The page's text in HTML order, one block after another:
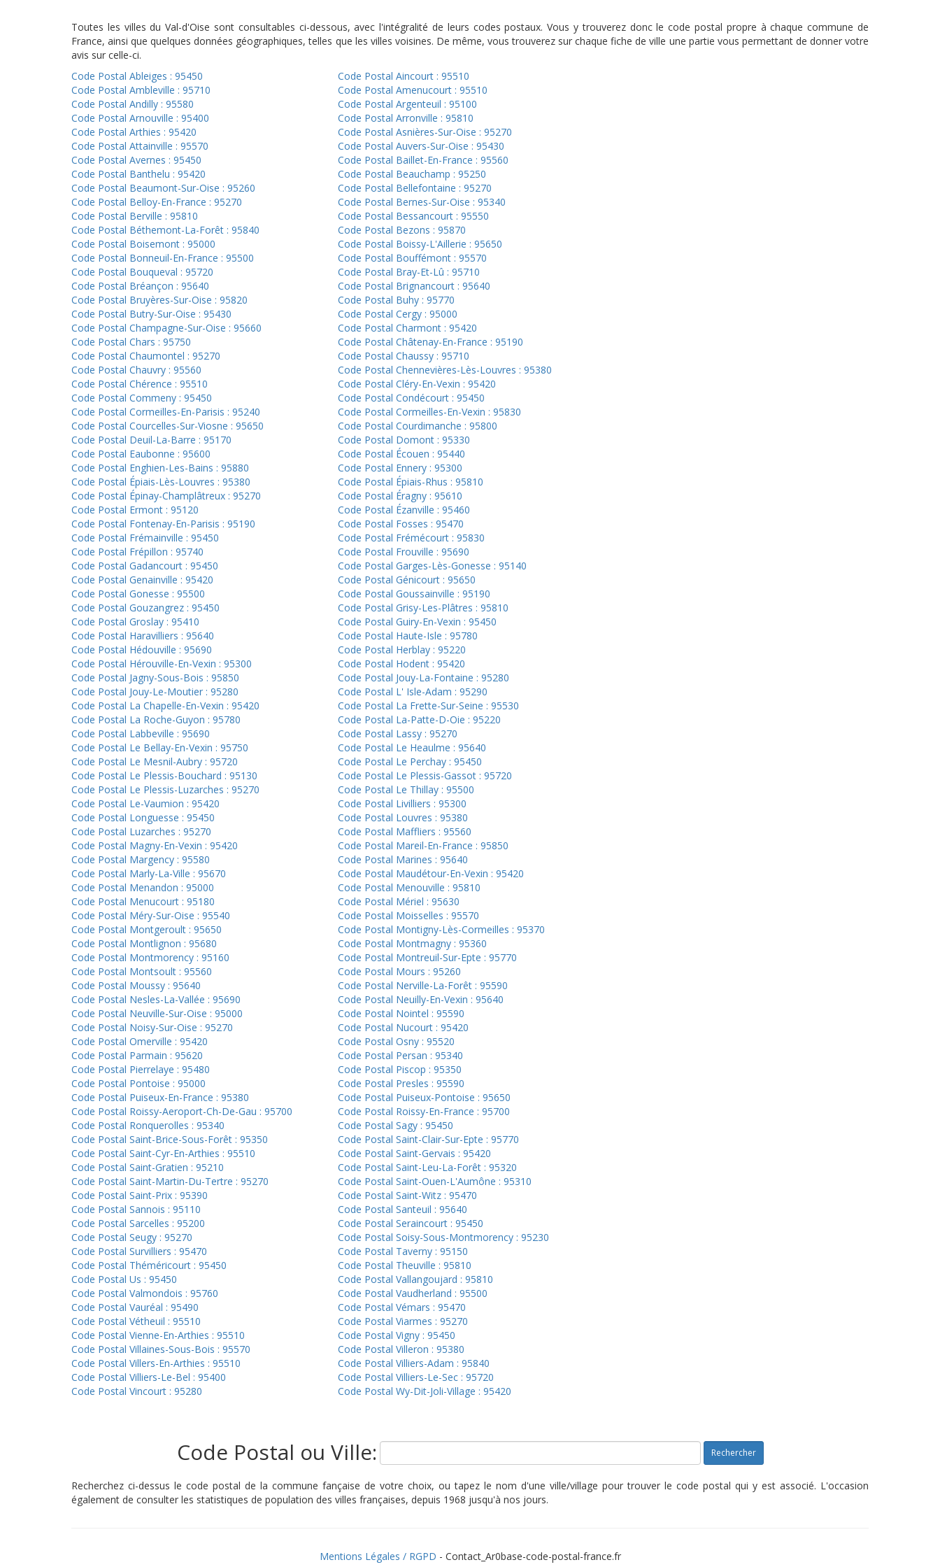
Toutes les villes du Val-d'Oise sont consultables ci-dessous, avec l'intégralité de leurs codes postaux. Vous y trouverez donc le code postal propre à chaque commune de
France, ainsi que quelques données géographiques, telles que les villes voisines. De même, vous trouverez sur chaque fiche de ville une partie vous permettant de donner votre
avis sur celle-ci.
Code Postal Ableiges : 95450
Code Postal Aincourt : 95510
Code Postal Ambleville : 95710
Code Postal Amenucourt : 95510
Code Postal Andilly : 95580
Code Postal Argenteuil : 95100
Code Postal Arnouville : 95400
Code Postal Arronville : 95810
Code Postal Arthies : 95420
Code Postal Asnières-Sur-Oise : 95270
Code Postal Attainville : 95570
Code Postal Auvers-Sur-Oise : 95430
Code Postal Avernes : 95450
Code Postal Baillet-En-France : 95560
Code Postal Banthelu : 95420
Code Postal Beauchamp : 95250
Code Postal Beaumont-Sur-Oise : 95260
Code Postal Bellefontaine : 95270
Code Postal Belloy-En-France : 95270
Code Postal Bernes-Sur-Oise : 95340
Code Postal Berville : 95810
Code Postal Bessancourt : 95550
Code Postal Béthemont-La-Forêt : 95840
Code Postal Bezons : 95870
Code Postal Boisemont : 95000
Code Postal Boissy-L'Aillerie : 95650
Code Postal Bonneuil-En-France : 95500
Code Postal Bouffémont : 95570
Code Postal Bouqueval : 95720
Code Postal Bray-Et-Lû : 95710
Code Postal Bréançon : 95640
Code Postal Brignancourt : 95640
Code Postal Bruyères-Sur-Oise : 95820
Code Postal Buhy : 95770
Code Postal Butry-Sur-Oise : 95430
Code Postal Cergy : 95000
Code Postal Champagne-Sur-Oise : 95660
Code Postal Charmont : 95420
Code Postal Chars : 95750
Code Postal Châtenay-En-France : 95190
Code Postal Chaumontel : 95270
Code Postal Chaussy : 95710
Code Postal Chauvry : 95560
Code Postal Chennevières-Lès-Louvres : 95380
Code Postal Chérence : 95510
Code Postal Cléry-En-Vexin : 95420
Code Postal Commeny : 95450
Code Postal Condécourt : 95450
Code Postal Cormeilles-En-Parisis : 95240
Code Postal Cormeilles-En-Vexin : 95830
Code Postal Courcelles-Sur-Viosne : 95650
Code Postal Courdimanche : 95800
Code Postal Deuil-La-Barre : 95170
Code Postal Domont : 95330
Code Postal Eaubonne : 95600
Code Postal Écouen : 95440
Code Postal Enghien-Les-Bains : 95880
Code Postal Ennery : 95300
Code Postal Épiais-Lès-Louvres : 95380
Code Postal Épiais-Rhus : 95810
Code Postal Épinay-Champlâtreux : 95270
Code Postal Éragny : 95610
Code Postal Ermont : 95120
Code Postal Ézanville : 95460
Code Postal Fontenay-En-Parisis : 95190
Code Postal Fosses : 95470
Code Postal Frémainville : 95450
Code Postal Frémécourt : 95830
Code Postal Frépillon : 95740
Code Postal Frouville : 95690
Code Postal Gadancourt : 95450
Code Postal Garges-Lès-Gonesse : 95140
Code Postal Genainville : 95420
Code Postal Génicourt : 95650
Code Postal Gonesse : 95500
Code Postal Goussainville : 95190
Code Postal Gouzangrez : 95450
Code Postal Grisy-Les-Plâtres : 95810
Code Postal Groslay : 95410
Code Postal Guiry-En-Vexin : 95450
Code Postal Haravilliers : 95640
Code Postal Haute-Isle : 95780
Code Postal Hédouville : 95690
Code Postal Herblay : 95220
Code Postal Hérouville-En-Vexin : 95300
Code Postal Hodent : 95420
Code Postal Jagny-Sous-Bois : 95850
Code Postal Jouy-La-Fontaine : 95280
Code Postal Jouy-Le-Moutier : 95280
Code Postal L' Isle-Adam : 95290
Code Postal La Chapelle-En-Vexin : 95420
Code Postal La Frette-Sur-Seine : 95530
Code Postal La Roche-Guyon : 95780
Code Postal La-Patte-D-Oie : 95220
Code Postal Labbeville : 95690
Code Postal Lassy : 95270
Code Postal Le Bellay-En-Vexin : 95750
Code Postal Le Heaulme : 95640
Code Postal Le Mesnil-Aubry : 95720
Code Postal Le Perchay : 95450
Code Postal Le Plessis-Bouchard : 95130
Code Postal Le Plessis-Gassot : 95720
Code Postal Le Plessis-Luzarches : 95270
Code Postal Le Thillay : 95500
Code Postal Le-Vaumion : 95420
Code Postal Livilliers : 95300
Code Postal Longuesse : 95450
Code Postal Louvres : 95380
Code Postal Luzarches : 95270
Code Postal Maffliers : 95560
Code Postal Magny-En-Vexin : 95420
Code Postal Mareil-En-France : 95850
Code Postal Margency : 95580
Code Postal Marines : 95640
Code Postal Marly-La-Ville : 95670
Code Postal Maudétour-En-Vexin : 95420
Code Postal Menandon : 95000
Code Postal Menouville : 95810
Code Postal Menucourt : 95180
Code Postal Mériel : 95630
Code Postal Méry-Sur-Oise : 95540
Code Postal Moisselles : 95570
Code Postal Montgeroult : 95650
Code Postal Montigny-Lès-Cormeilles : 95370
Code Postal Montlignon : 95680
Code Postal Montmagny : 95360
Code Postal Montmorency : 95160
Code Postal Montreuil-Sur-Epte : 95770
Code Postal Montsoult : 95560
Code Postal Mours : 95260
Code Postal Moussy : 95640
Code Postal Nerville-La-Forêt : 95590
Code Postal Nesles-La-Vallée : 95690
Code Postal Neuilly-En-Vexin : 95640
Code Postal Neuville-Sur-Oise : 95000
Code Postal Nointel : 95590
Code Postal Noisy-Sur-Oise : 95270
Code Postal Nucourt : 95420
Code Postal Omerville : 95420
Code Postal Osny : 95520
Code Postal Parmain : 95620
Code Postal Persan : 95340
Code Postal Pierrelaye : 95480
Code Postal Piscop : 95350
Code Postal Pontoise : 95000
Code Postal Presles : 95590
Code Postal Puiseux-En-France : 95380
Code Postal Puiseux-Pontoise : 95650
Code Postal Roissy-Aeroport-Ch-De-Gau : 95700
Code Postal Roissy-En-France : 95700
Code Postal Ronquerolles : 95340
Code Postal Sagy : 95450
Code Postal Saint-Brice-Sous-Forêt : 95350
Code Postal Saint-Clair-Sur-Epte : 95770
Code Postal Saint-Cyr-En-Arthies : 95510
Code Postal Saint-Gervais : 95420
Code Postal Saint-Gratien : 95210
Code Postal Saint-Leu-La-Forêt : 95320
Code Postal Saint-Martin-Du-Tertre : 95270
Code Postal Saint-Ouen-L'Aumône : 95310
Code Postal Saint-Prix : 95390
Code Postal Saint-Witz : 95470
Code Postal Sannois : 95110
Code Postal Santeuil : 95640
Code Postal Sarcelles : 95200
Code Postal Seraincourt : 95450
Code Postal Seugy : 95270
Code Postal Soisy-Sous-Montmorency : 95230
Code Postal Survilliers : 95470
Code Postal Taverny : 95150
Code Postal Théméricourt : 95450
Code Postal Theuville : 95810
Code Postal Us : 95450
Code Postal Vallangoujard : 95810
Code Postal Valmondois : 95760
Code Postal Vaudherland : 95500
Code Postal Vauréal : 95490
Code Postal Vémars : 95470
Code Postal Vétheuil : 95510
Code Postal Viarmes : 95270
Code Postal Vienne-En-Arthies : 95510
Code Postal Vigny : 95450
Code Postal Villaines-Sous-Bois : 95570
Code Postal Villeron : 95380
Code Postal Villers-En-Arthies : 95510
Code Postal Villiers-Adam : 95840
Code Postal Villiers-Le-Bel : 95400
Code Postal Villiers-Le-Sec : 95720
Code Postal Vincourt : 95280
Code Postal Wy-Dit-Joli-Village : 95420
Code Postal ou Ville: Rechercher
Recherchez ci-dessus le code postal de la commune fançaise de votre choix, ou tapez le nom d'une ville/village pour trouver le code postal qui y est associé. L'occasion
également de consulter les statistiques de population des villes françaises, depuis 1968 jusqu'à nos jours.
Mentions Légales / RGPD - Contact_Ar0base-code-postal-france.fr